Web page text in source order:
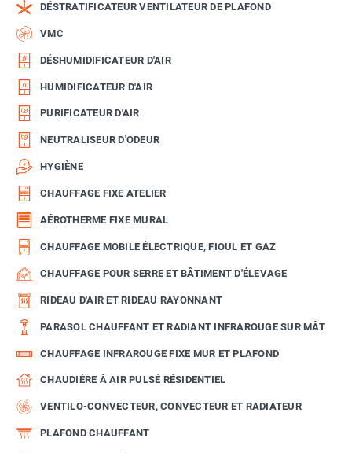
DÉSTRATIFICATEUR VENTILATEUR DE PLAFOND
VMC
DÉSHUMIDIFICATEUR D'AIR
HUMIDIFICATEUR D'AIR
PURIFICATEUR D'AIR
NEUTRALISEUR D'ODEUR
HYGIÈNE
CHAUFFAGE FIXE ATELIER
AÉROTHERME FIXE MURAL
CHAUFFAGE MOBILE ÉLECTRIQUE, FIOUL ET GAZ
CHAUFFAGE POUR SERRE ET BÂTIMENT D'ÉLEVAGE
RIDEAU D'AIR ET RIDEAU RAYONNANT
PARASOL CHAUFFANT ET RADIANT INFRAROUGE SUR MÂT
CHAUFFAGE INFRAROUGE FIXE MUR ET PLAFOND
CHAUDIÈRE À AIR PULSÉ RÉSIDENTIEL
VENTILO-CONVECTEUR, CONVECTEUR ET RADIATEUR
PLAFOND CHAUFFANT